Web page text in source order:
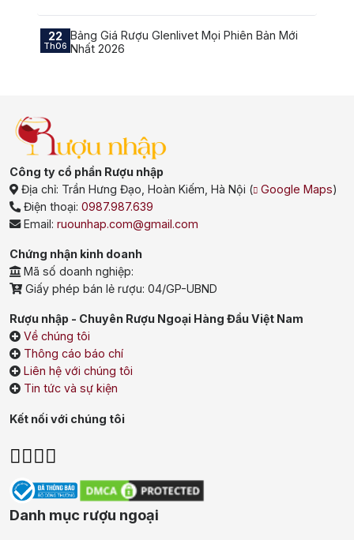
22
Th06
Bảng Giá Rượu Glenlivet Mọi Phiên Bản Mới
Nhất 2026
Công ty cổ phần Rượu nhập
Địa chỉ: Trần Hưng Đạo, Hoàn Kiếm, Hà Nội ( Google Maps)
Điện thoại:0987.987.639
Email:ruounhap.com@gmail.com
Chứng nhận kinh doanh
Mã số doanh nghiệp:
Giấy phép bán lẻ rượu: 04/GP-UBND
Rượu nhập - Chuyên Rượu Ngoại Hàng Đầu Việt Nam
Về chúng tôi
Thông cáo báo chí
Liên hệ với chúng tôi
Tin tức và sự kiện
Kết nối với chúng tôi
Danh mục rượu ngoại